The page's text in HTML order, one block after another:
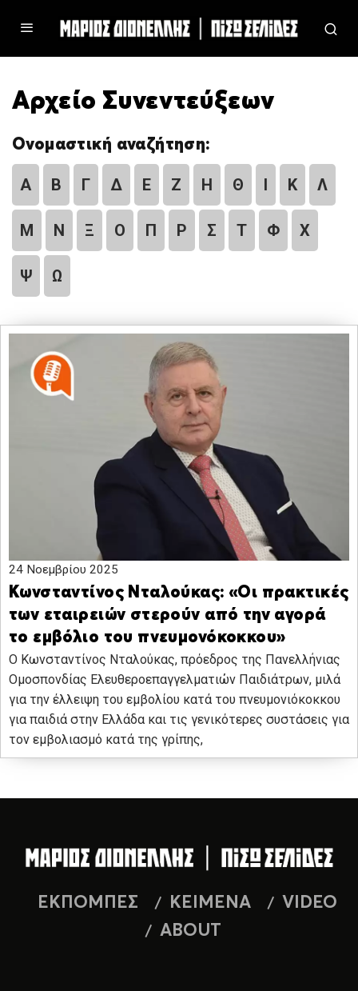
Αρχείο Συνεντεύξεων
Ονομαστική αναζήτηση:
Α Β Γ Δ Ε Ζ Η Θ Ι Κ Λ
Μ Ν Ξ Ο Π Ρ Σ Τ Φ Χ
Ψ Ω
24 Νοεμβρίου 2025
Κωνσταντίνος Νταλούκας: «Οι πρακτικές
των εταιρειών στερούν από την αγορά
το εμβόλιο του πνευμονόκοκκου»
Ο Κωνσταντίνος Νταλούκας, πρόεδρος της Πανελλήνιας
Ομοσπονδίας Ελευθεροεπαγγελματιών Παιδιάτρων, μιλά
για την έλλειψη του εμβολίου κατά του πνευμονιόκοκκου
για παιδιά στην Ελλάδα και τις γενικότερες συστάσεις για
τον εμβολιασμό κατά της γρίπης,
ΕΚΠΟΜΠΕΣ ΚΕΙΜΕΝΑ
VIDEO
ABOUT